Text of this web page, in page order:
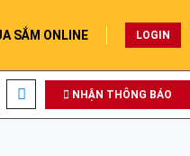
SẮM ONLINE LOGIN
NHẬN THÔNG BÁO